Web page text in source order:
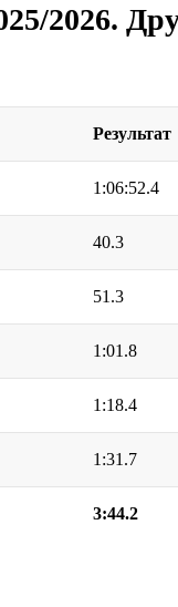
2026.
Результат
1:06:52.4
40.3
51.3
1:01.8
1:18.4
1:31.7
3:44.2